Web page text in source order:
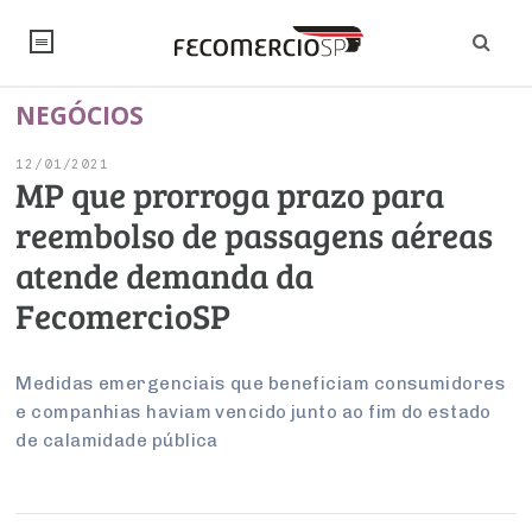
NOTÍCIAS
Artigos
Institucional
Debates Fecomercio-SP
PROJETOS ESPECIAIS:
UM BRASIL
Economia
Pesquisas
Brasil
Internacional
Modernização do Estado
Inteligência Artificial
Empresas
Arbitragem e Mediação
Varejo
Sustentabilidade
PESQUISAS
Sobre
CONSELHOS
Conselho de Emprego e Relações do Trabalho
NEGÓCIOS
12/01/2021
MP que prorroga prazo para
reembolso de passagens aéreas
atende demanda da
FecomercioSP
Medidas emergenciais que beneficiam consumidores
e companhias haviam vencido junto ao fim do estado
de calamidade pública